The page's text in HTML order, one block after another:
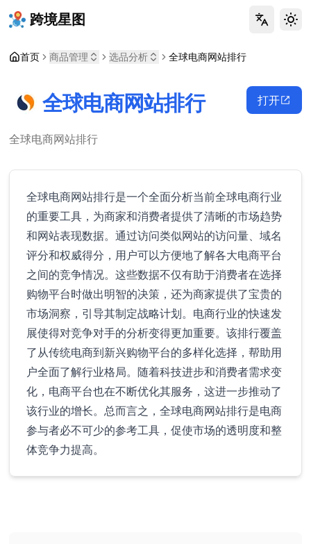
跨境星图
首页 商品管理 选品分析 全球电商网站排行
全球电商网站排行 打开
全球电商网站排行
全球电商网站排行是一个全面分析当前全球电商行业
的重要工具，为商家和消费者提供了清晰的市场趋势
和网站表现数据。通过访问类似网站的访问量、域名
评分和权威得分，用户可以方便地了解各大电商平台
之间的竞争情况。这些数据不仅有助于消费者在选择
购物平台时做出明智的决策，还为商家提供了宝贵的
市场洞察，引导其制定战略计划。电商行业的快速发
展使得对竞争对手的分析变得更加重要。该排行覆盖
了从传统电商到新兴购物平台的多样化选择，帮助用
户全面了解行业格局。随着科技进步和消费者需求变
化，电商平台也在不断优化其服务，这进一步推动了
该行业的增长。总而言之，全球电商网站排行是电商
参与者必不可少的参考工具，促使市场的透明度和整
体竞争力提高。